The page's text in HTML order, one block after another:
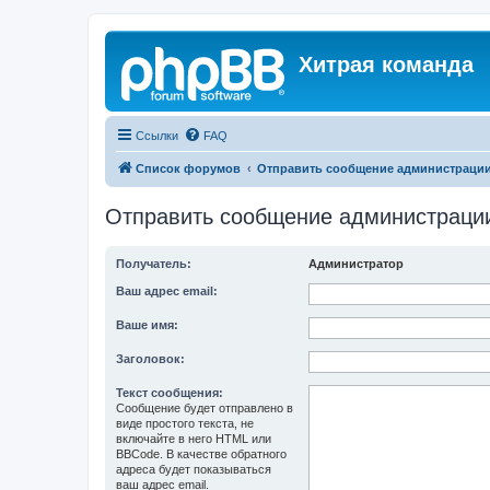
Хитрая команда
Ссылки FAQ
Список форумов Отправить сообщение
Отправить сообщение
Получатель: Администратор
Ваш адрес email:
Ваше имя:
Заголовок:
Текст сообщения:
Сообщение будет отправлено в
виде простого текста, не
включайте в него HTML или
BBCode. В качестве обратного
адреса будет показываться
ваш адрес email.